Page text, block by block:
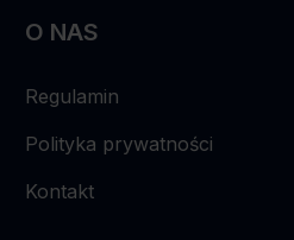
O NAS
Regulamin
Polityka prywatności
Kontakt